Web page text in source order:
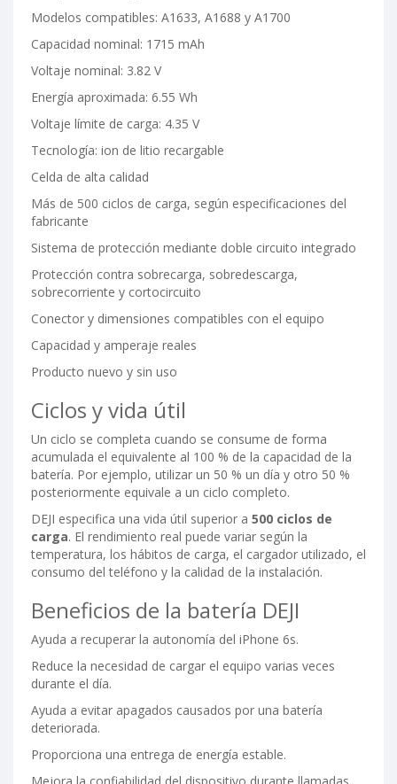
Modelos compatibles: A1633, A1688 y A1700
Capacidad nominal: 1715 mAh
Voltaje nominal: 3.82 V
Energía aproximada: 6.55 Wh
Voltaje límite de carga: 4.35 V
Tecnología: ion de litio recargable
Celda de alta calidad
Más de 500 ciclos de carga, según especificaciones del
fabricante
Sistema de protección mediante doble circuito integrado
Protección contra sobrecarga, sobredescarga,
sobrecorriente y cortocircuito
Conector y dimensiones compatibles con el equipo
Capacidad y amperaje reales
Producto nuevo y sin uso
Ciclos y vida útil
Un ciclo se completa cuando se consume de forma
acumulada el equivalente al 100 % de la capacidad de la
batería. Por ejemplo, utilizar un 50 % un día y otro 50 %
posteriormente equivale a un ciclo completo.
DEJI especifica una vida útil superior a 500 ciclos de
carga. El rendimiento real puede variar según la
temperatura, los hábitos de carga, el cargador utilizado, el
consumo del teléfono y la calidad de la instalación.
Beneficios de la batería DEJI
Ayuda a recuperar la autonomía del iPhone 6s.
Reduce la necesidad de cargar el equipo varias veces
durante el día.
Ayuda a evitar apagados causados por una batería
deteriorada.
Proporciona una entrega de energía estable.